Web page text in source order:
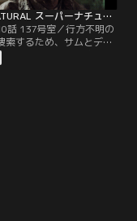
SUPERNATURAL スーパーナチュラル シーズン1 第10話／吹替
話 137号室／行方不明の
索するため、サムとディ
墟となった精神病院の調
る。やがて、かつての入
しまうのだった。